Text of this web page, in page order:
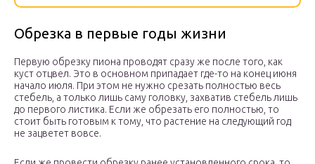
Обрезка в первые годы жизни
Первую обрезку пиона проводят сразу же после того, как
куст отцвел. Это в основном припадает где-то на конец июня
начало июля. При этом не нужно срезать полностью весь
стебель, а только лишь саму головку, захватив стебель лишь
до первого листика. Если же обрезать его полностью, то
стоит быть готовым к тому, что растение на следующий год
не зацветет вовсе.